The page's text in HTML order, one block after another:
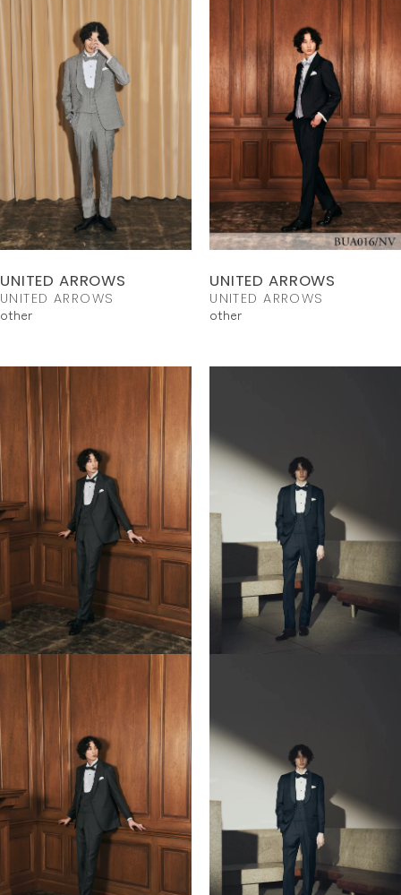
UNITED ARROWS
UNITED ARROWS
other
UNITED ARROWS
UNITED ARROWS
other